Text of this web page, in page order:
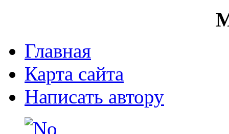
Главная
Карта сайта
Написать автору